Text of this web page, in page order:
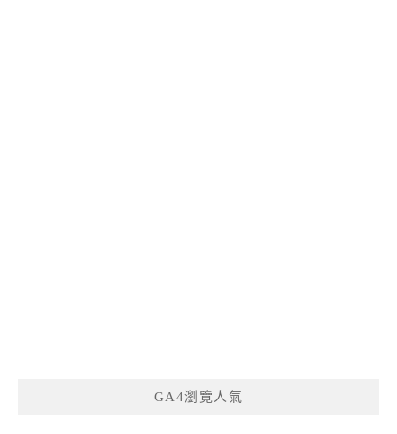
GA4瀏覽人氣